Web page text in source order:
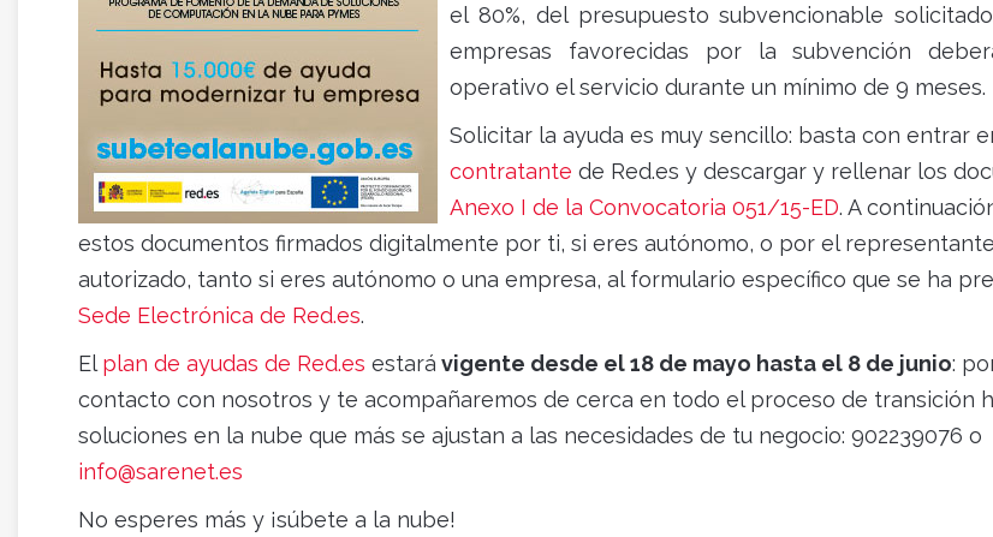
el 80%, del presupuesto subvencionable
empresas favorecidas por la subvención
operativo el servicio durante un mínimo de 9 meses.
Solicitar la ayuda es muy sencillo: basta con entrar
contratante de Red.es y descargar y rellenar los
Anexo I de la Convocatoria 051/15-ED. A
estos documentos firmados digitalmente por ti, si eres autónomo, o por el
autorizado, tanto si eres autónomo o una empresa, al formulario específico que se ha
Sede Electrónica de Red.es.
El plan de ayudas de Red.es estará vigente desde el 18 de mayo hasta el 8 de junio:
contacto con nosotros y te acompañaremos de cerca en todo el proceso de transición
soluciones en la nube que más se ajustan a las necesidades de tu negocio: 902239076 o
info@sarenet.es
No esperes más y ¡súbete a la nube!